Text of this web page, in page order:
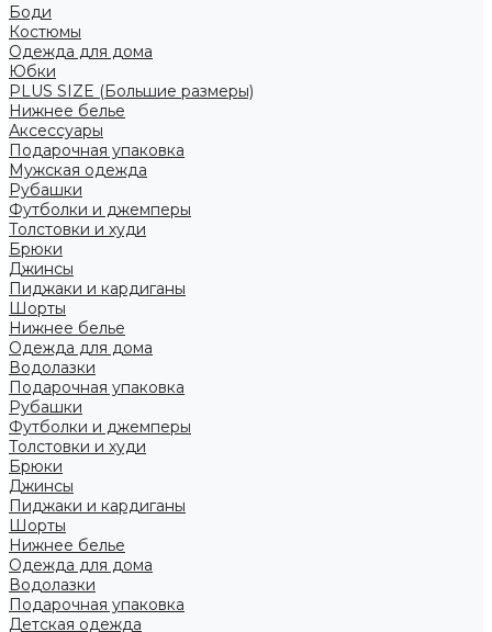
Боди
Костюмы
Одежда для дома
Юбки
PLUS SIZE (Большие размеры)
Нижнее белье
Аксессуары
Подарочная упаковка
Мужская одежда
Рубашки
Футболки и джемперы
Толстовки и худи
Брюки
Джинсы
Пиджаки и кардиганы
Шорты
Нижнее белье
Одежда для дома
Водолазки
Подарочная упаковка
Рубашки
Футболки и джемперы
Толстовки и худи
Брюки
Джинсы
Пиджаки и кардиганы
Шорты
Нижнее белье
Одежда для дома
Водолазки
Подарочная упаковка
Детская одежда